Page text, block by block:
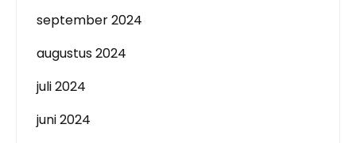
september 2024
augustus 2024
juli 2024
juni 2024